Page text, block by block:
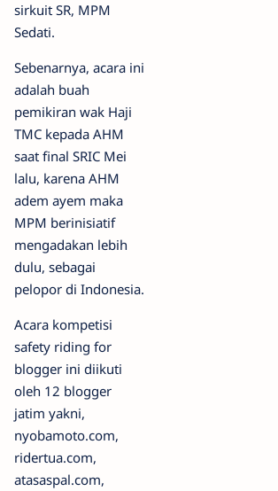
sirkuit SR, MPM
Sedati.
Sebenarnya, acara ini
adalah buah
pemikiran wak Haji
TMC kepada AHM
saat final SRIC Mei
lalu, karena AHM
adem ayem maka
MPM berinisiatif
mengadakan lebih
dulu, sebagai
pelopor di Indonesia.
Acara kompetisi
safety riding for
blogger ini diikuti
oleh 12 blogger
jatim yakni,
nyobamoto.com,
ridertua.com,
atasaspal.com,